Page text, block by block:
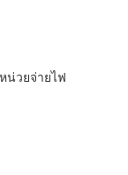
หน่วยจ่ายไฟ